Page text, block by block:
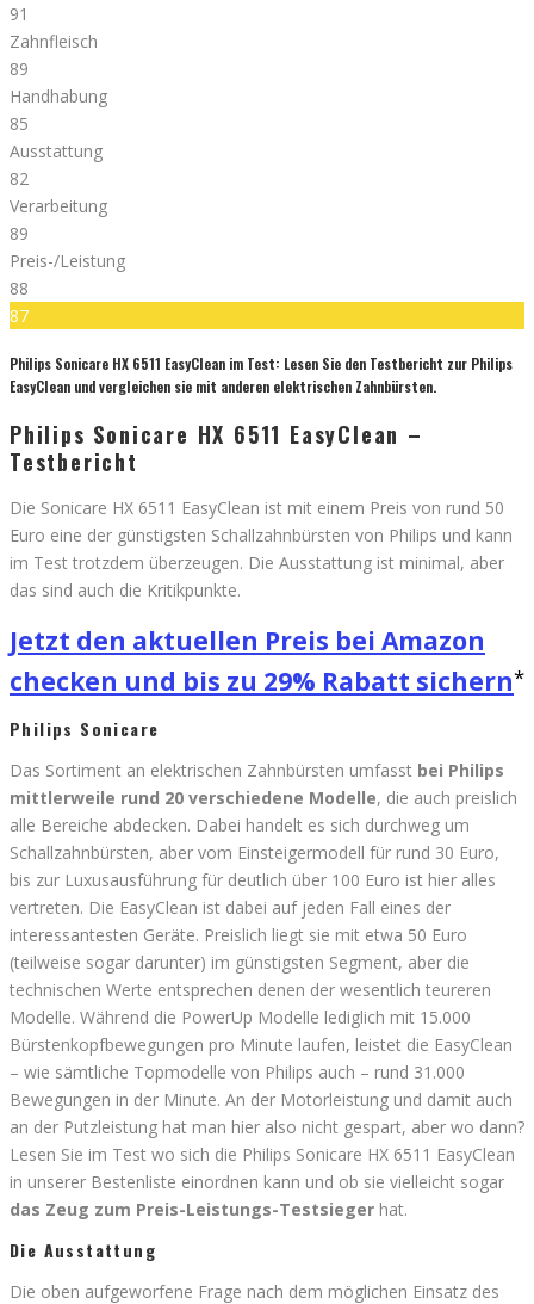
91
Zahnfleisch
89
Handhabung
85
Ausstattung
82
Verarbeitung
89
Preis-/Leistung
88
87
Philips Sonicare HX 6511 EasyClean im Test: Lesen Sie den Testbericht zur Philips
EasyClean und vergleichen sie mit anderen elektrischen Zahnbürsten.
Philips Sonicare HX 6511 EasyClean –
Testbericht
Die Sonicare HX 6511 EasyClean ist mit einem Preis von rund 50
Euro eine der günstigsten Schallzahnbürsten von Philips und kann
im Test trotzdem überzeugen. Die Ausstattung ist minimal, aber
das sind auch die Kritikpunkte.
Jetzt den aktuellen Preis bei Amazon
checken und bis zu 29% Rabatt sichern
Philips Sonicare
Das Sortiment an elektrischen Zahnbürsten umfasst bei Philips
mittlerweile rund 20 verschiedene Modelle, die auch preislich
alle Bereiche abdecken. Dabei handelt es sich durchweg um
Schallzahnbürsten, aber vom Einsteigermodell für rund 30 Euro,
bis zur Luxusausführung für deutlich über 100 Euro ist hier alles
vertreten. Die EasyClean ist dabei auf jeden Fall eines der
interessantesten Geräte. Preislich liegt sie mit etwa 50 Euro
(teilweise sogar darunter) im günstigsten Segment, aber die
technischen Werte entsprechen denen der wesentlich teureren
Modelle. Während die PowerUp Modelle lediglich mit 15.000
Bürstenkopfbewegungen pro Minute laufen, leistet die EasyClean
– wie sämtliche Topmodelle von Philips auch – rund 31.000
Bewegungen in der Minute. An der Motorleistung und damit auch
an der Putzleistung hat man hier also nicht gespart, aber wo dann?
Lesen Sie im Test wo sich die Philips Sonicare HX 6511 EasyClean
in unserer Bestenliste einordnen kann und ob sie vielleicht sogar
das Zeug zum Preis-Leistungs-Testsieger hat.
Die Ausstattung
Die oben aufgeworfene Frage nach dem möglichen Einsatz des